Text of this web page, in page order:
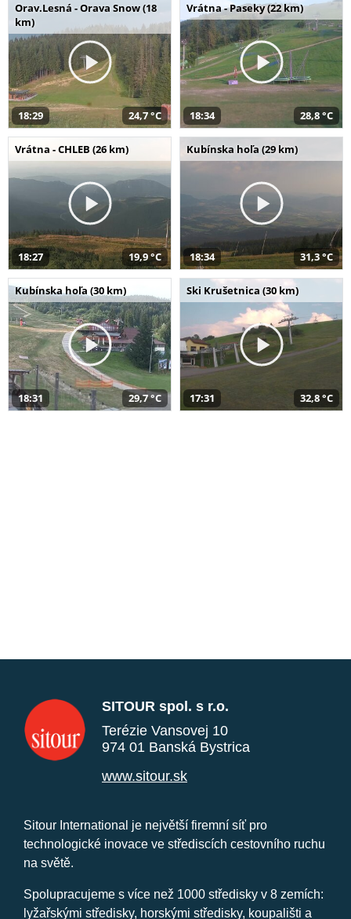
Orav.Lesná - Orava Snow (18
km)
18:29 24,7 °C
Vrátna - Paseky (22 km)
18:34 28,8 °C
Vrátna - CHLEB (26 km)
18:27 19,9 °C
Kubínska hoľa (29 km)
18:34 31,3 °C
Kubínska hoľa (30 km)
18:31 29,7 °C
Ski Krušetnica (30 km)
17:31 32,8 °C
SITOUR spol. s r.o.
Terézie Vansovej 10
974 01 Banská Bystrica
www.sitour.sk
Sitour International je největší firemní síť pro
technologické inovace ve střediscích cestovního ruchu
na světě.
Spolupracujeme s více než 1000 středisky v 8 zemích:
lyžařskými středisky, horskými středisky, koupališti a